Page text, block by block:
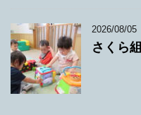
2026/08/05
さくら組